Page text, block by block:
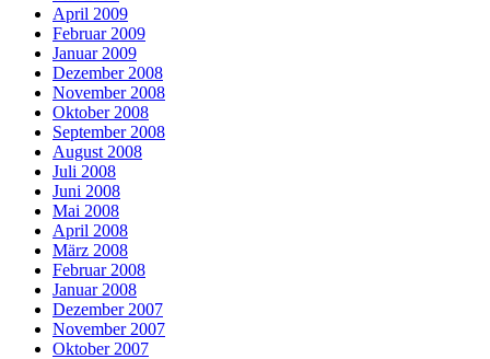
April 2009
Februar 2009
Januar 2009
Dezember 2008
November 2008
Oktober 2008
September 2008
August 2008
Juli 2008
Juni 2008
Mai 2008
April 2008
März 2008
Februar 2008
Januar 2008
Dezember 2007
November 2007
Oktober 2007